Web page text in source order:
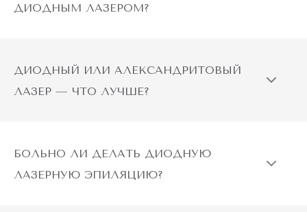
ДИОДНЫМ ЛАЗЕРОМ?
ДИОДНЫЙ ИЛИ АЛЕКСАНДРИТОВЫЙ
ЛАЗЕР — ЧТО ЛУЧШЕ?
БОЛЬНО ЛИ ДЕЛАТЬ ДИОДНУЮ
ЛАЗЕРНУЮ ЭПИЛЯЦИЮ?